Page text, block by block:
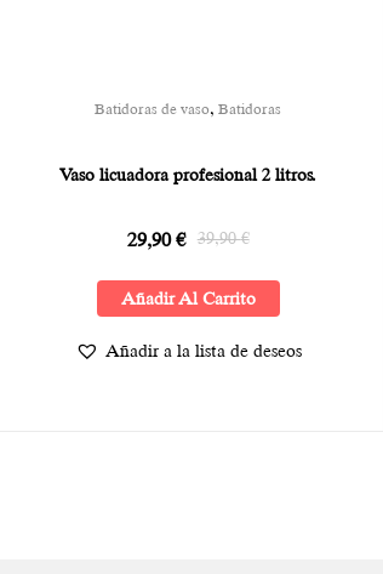
Batidoras de vaso,Batidoras
Vaso licuadora profesional 2 litros.
39,90€
29,90€
Añadir Al Carrito
Añadir a la lista de deseos